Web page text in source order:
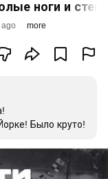
ноги и
more
Было круто!